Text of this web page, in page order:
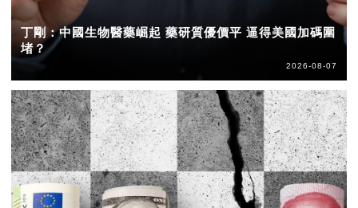
丁剛：中國生物醫藥崛起 藥研質優價平 逼得美國加碼圍
堵？
2026-08-07